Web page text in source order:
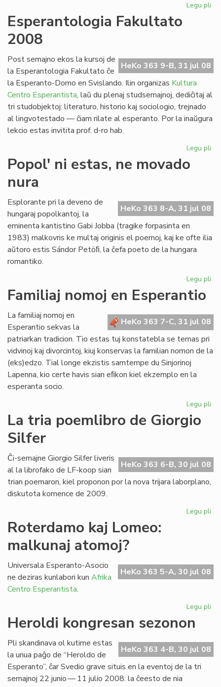
Legu pli
Esperantologia Fakultato
2008
HeKo 363 9-B, 31 jul 08
Post semajno ekos la kursoj de
la Esperantologia Fakultato ĉe
la Esperanto-Domo en Svislando. Ilin organizas Kultura
Centro Esperantista, laŭ du plenaj studsemajnoj, dediĉitaj al
tri studobjektoj: literaturo, historio kaj sociologio, trejnado
al lingvotestado — ĉiam rilate al esperanto. Por la inaŭgura
lekcio estas invitita prof. d-ro hab.
Legu pli
Popol' ni estas, ne movado
nura
HeKo 363 8-A, 31 jul 08
Esplorante pri la deveno de
hungaraj popolkantoj, la
eminenta kantistino Gabi Jobba (tragike forpasinta en
1983) malkovris ke multaj originis el poemoj, kaj ke ofte ilia
aŭtoro estis Sándor Petöﬁ, la ĉefa poeto de la hungara
romantiko.
Legu pli
Familiaj nomoj en Esperantio
HeKo 363 7-C, 31 jul 08
La familiaj nomoj en
Esperantio sekvas la
patriarkan tradicion. Tio estas tuj konstatebla se temas pri
vidvinoj kaj divorcintoj, kiuj konservas la familian nomon de la
(eks)edzo. Tial longe ekzistis samtempe du Sinjorinoj
Lapenna, kio certe havis sian eﬁkon kiel ekzemplo en la
esperanta socio.
Legu pli
La tria poemlibro de Giorgio
Silfer
HeKo 363 6-B, 30 jul 08
Ĉi-semajne Giorgio Silfer liveris
al la librofako de LF-koop sian
trian poemaron, kiel proponon por la nova trijara laborplano,
diskutota komence de 2009.
Legu pli
Roterdamo kaj Lomeo:
malkunaj atomoj?
HeKo 363 5-A, 30 jul 08
Universala Esperanto-Asocio
ne deziras kunlabori kun Afrika
Centro Esperantista.
Legu pli
Heroldi kongresan sezonon
HeKo 363 4-B, 30 jul 08
Pli skandinava ol kutime estas
la unua paĝo de “Heroldo de
Esperanto”, ĉar Svedio grave situis en la eventoj de la tri
semajnoj 22 junio — 11 julio 2008: la ĉeesto de nia